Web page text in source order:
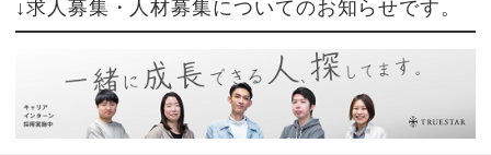
↓求人募集・人材募集についてのお知らせです。